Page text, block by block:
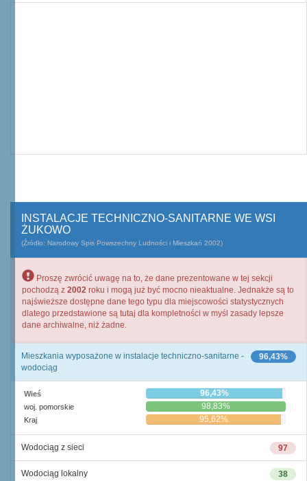
INSTALACJE TECHNICZNO-SANITARNE WE WSI
ŻUKOWO
(Źródło: Narodowy Spis Powszechny Ludności i Mieszkań 2002)
Proszę zwrócić uwagę na to, że dane prezentowane w tej sekcji
pochodzą z 2002 roku i mogą już być mocno nieaktualne. Jednakże są to
najświeższe dostępne dane tego typu dla miejscowości statystycznych
dlatego przedstawione są tutaj dla kompletności w myśl zasady lepsze
dane archiwalne, niż żadne.
96,43%
Mieszkania wyposażone w instalacje techniczno-sanitarne -
wodociąg
Wieś 96,43%
woj. pomorskie 98,83%
Kraj 95,62%
97
Wodociąg z sieci
38
Wodociąg lokalny